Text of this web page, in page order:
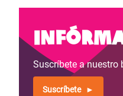
Suscríbete a
Suscríbete